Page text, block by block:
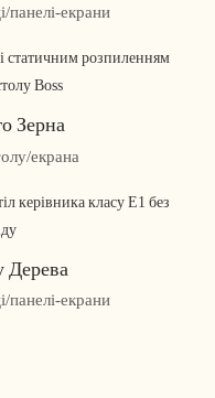
панелі-екрани
Зерна
екрана
панелі-екрани